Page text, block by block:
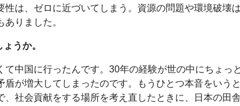
は、ゼロに近づいてしまう。資源の問題や環境破壊
りました。
うか。
中国に行ったんです。30年の経験が世の中にちょっ
が増大してしまったのです。もうひとつ本音をいう
社会貢献をする場所を考え直したときに、日本の田